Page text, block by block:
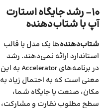
۱۰- رشد جایگاه استارت
آپ با شتاب‌دهنده
شتاب‌دهنده‌ها یک مدل یا قالب
استاندارد ارائه نمی‌دهند. رشد
در برنامه‌های Accelerator به این
معنی است که به احتمال زیاد به
مکان‌، صنعت یا جایگاه شما‌،
سطح مطلوب نظارت و مشارکت‌،